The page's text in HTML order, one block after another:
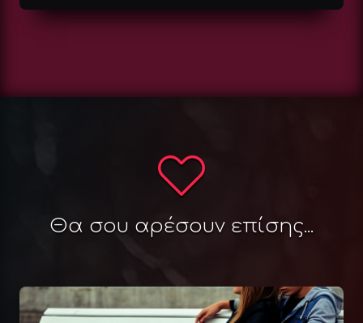
Θα σου αρέσουν επίσης...